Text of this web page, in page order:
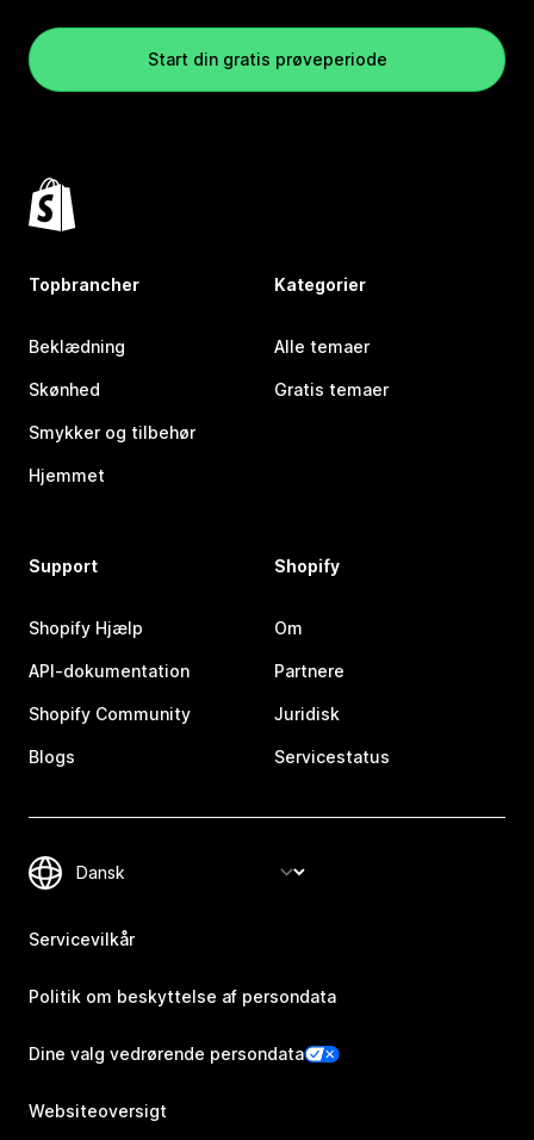
Start din gratis prøveperiode
Topbrancher
Beklædning
Skønhed
Smykker og tilbehør
Hjemmet
Kategorier
Alle temaer
Gratis temaer
Support
Shopify Hjælp
API-dokumentation
Shopify Community
Blogs
Shopify
Om
Partnere
Juridisk
Servicestatus
Servicevilkår
Politik om beskyttelse af persondata
Dine valg vedrørende persondata
Websiteoversigt